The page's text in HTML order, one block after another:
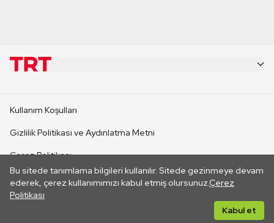
Bu sitede tanımlama bilgileri kullanılır. Sitede gezinmeye devam
ederek, çerez kullanımımızı kabul etmiş olursunuz.Çerez
Politikası
Kabul et
CANLI YAYINLAR
Kullanım Koşulları
Gizlilik Politikası ve Aydınlatma Metni
Çerez Politikası
İletişim
Her hakkı saklıdır. ©2026 TRT. Bağlantı yoluyla gidilen dış